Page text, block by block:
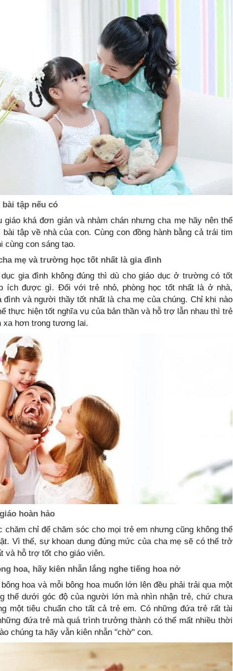
tập nếu có
giáo khá đơn giản và nhàm chán nhưng cha mẹ hãy nên thể
tập về nhà của con. Cùng con đồng hành bằng cả trái tim
cùng con sáng tạo.
mẹ và trường học tốt nhất là gia đình
gia đình không đúng thì dù cho giáo dục ở trường có tốt
ích được gì. Đối với trẻ nhỏ, phòng học tốt nhất là ở nhà,
và người thầy tốt nhất là cha mẹ của chúng. Chỉ khi nào
thực hiện tốt nghĩa vụ của bản thần và hỗ trợ lẫn nhau thì trẻ
xa hơn trong tương lai.
hoàn hảo
chăm chỉ để chăm sóc cho mọi trẻ em nhưng cũng không thể
Vì thế, sự khoan dung đúng mức của cha mẹ sẽ có thể trở
và hỗ trợ tốt cho giáo viên.
hoa, hãy kiên nhẫn lắng nghe tiếng hoa nở
hoa và mỗi bông hoa muốn lớn lên đều phải trải qua một
thể dưới góc độ của người lớn mà nhìn nhận trẻ, chứ chưa
một tiêu chuẩn cho tất cả trẻ em. Có những đứa trẻ rất tài
đứa trẻ mà quá trình trưởng thành có thể mất nhiều thời
chúng ta hãy vẫn kiên nhẫn "chờ" con.